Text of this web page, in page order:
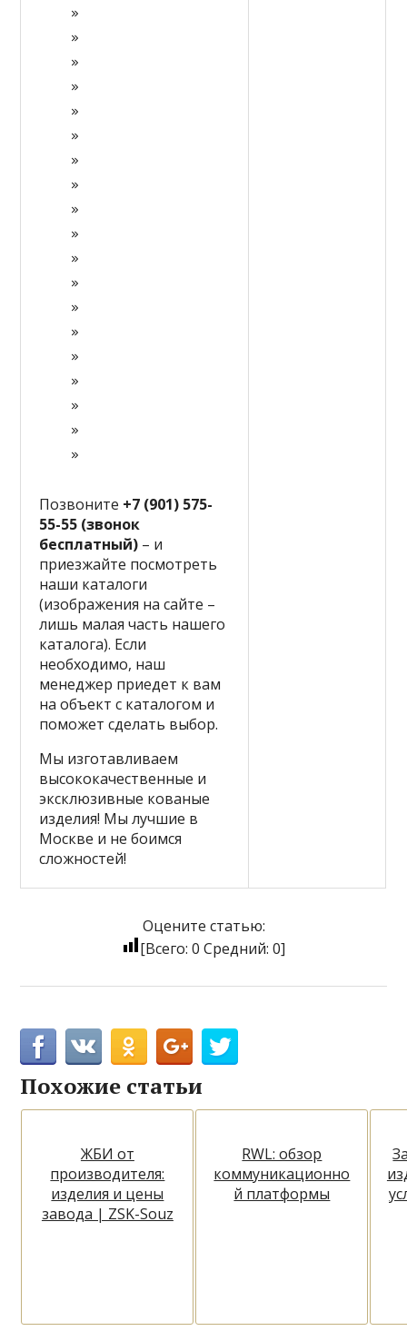
Позвоните +7 (901) 575-
55-55 (звонок
бесплатный) – и
приезжайте посмотреть
наши каталоги
(изображения на сайте –
лишь малая часть нашего
каталога). Если
необходимо, наш
менеджер приедет к вам
на объект с каталогом и
поможет сделать выбор.
Мы изготавливаем
высококачественные и
эксклюзивные кованые
изделия! Мы лучшие в
Москве и не боимся
сложностей!
Оцените статью:
[Всего: 0 Средний: 0]
Похожие статьи
ЖБИ от
производителя:
изделия и цены
завода | ZSK-Souz
RWL: обзор
коммуникационно
й платформы